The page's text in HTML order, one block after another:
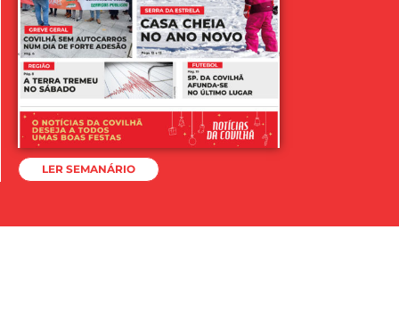
LER SEMANÁRIO